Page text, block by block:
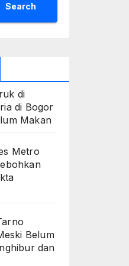
Search
di
di Bogor
Makan
Metro
Belum
dan